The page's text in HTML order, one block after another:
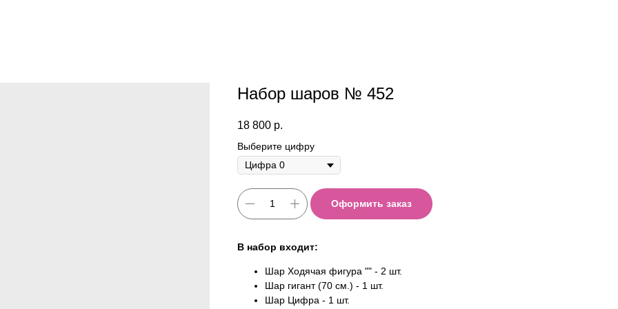
Набор шаров № 452
18 800 р.
Выберите цифру
Оформить заказ
В набор входит:
Шар Ходячая фигура "" - 2 шт.
Шар гигант (70 см.) - 1 шт.
Шар Цифра - 1 шт.